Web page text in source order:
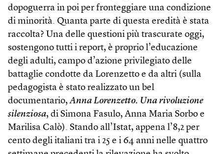
dopoguerra in poi per fronteggiare una condizione
di minorità. Quanta parte di questa eredità è stata
raccolta? Una delle questioni più trascurate oggi,
sostengono tutti i report, è proprio l’educazione
degli adulti, campo d’azione privilegiato delle
battaglie condotte da Lorenzetto e da altri (sulla
pedagogista è stato realizzato un bel
documentario,Anna Lorenzetto. Una rivoluzione
silenziosa, di Simona Fasulo, Anna Maria Sorbo e
Marilisa Calò). Stando all’Istat, appena l’8,2 per
cento degli italiani tra i 25 e i 64 anni nelle quattro